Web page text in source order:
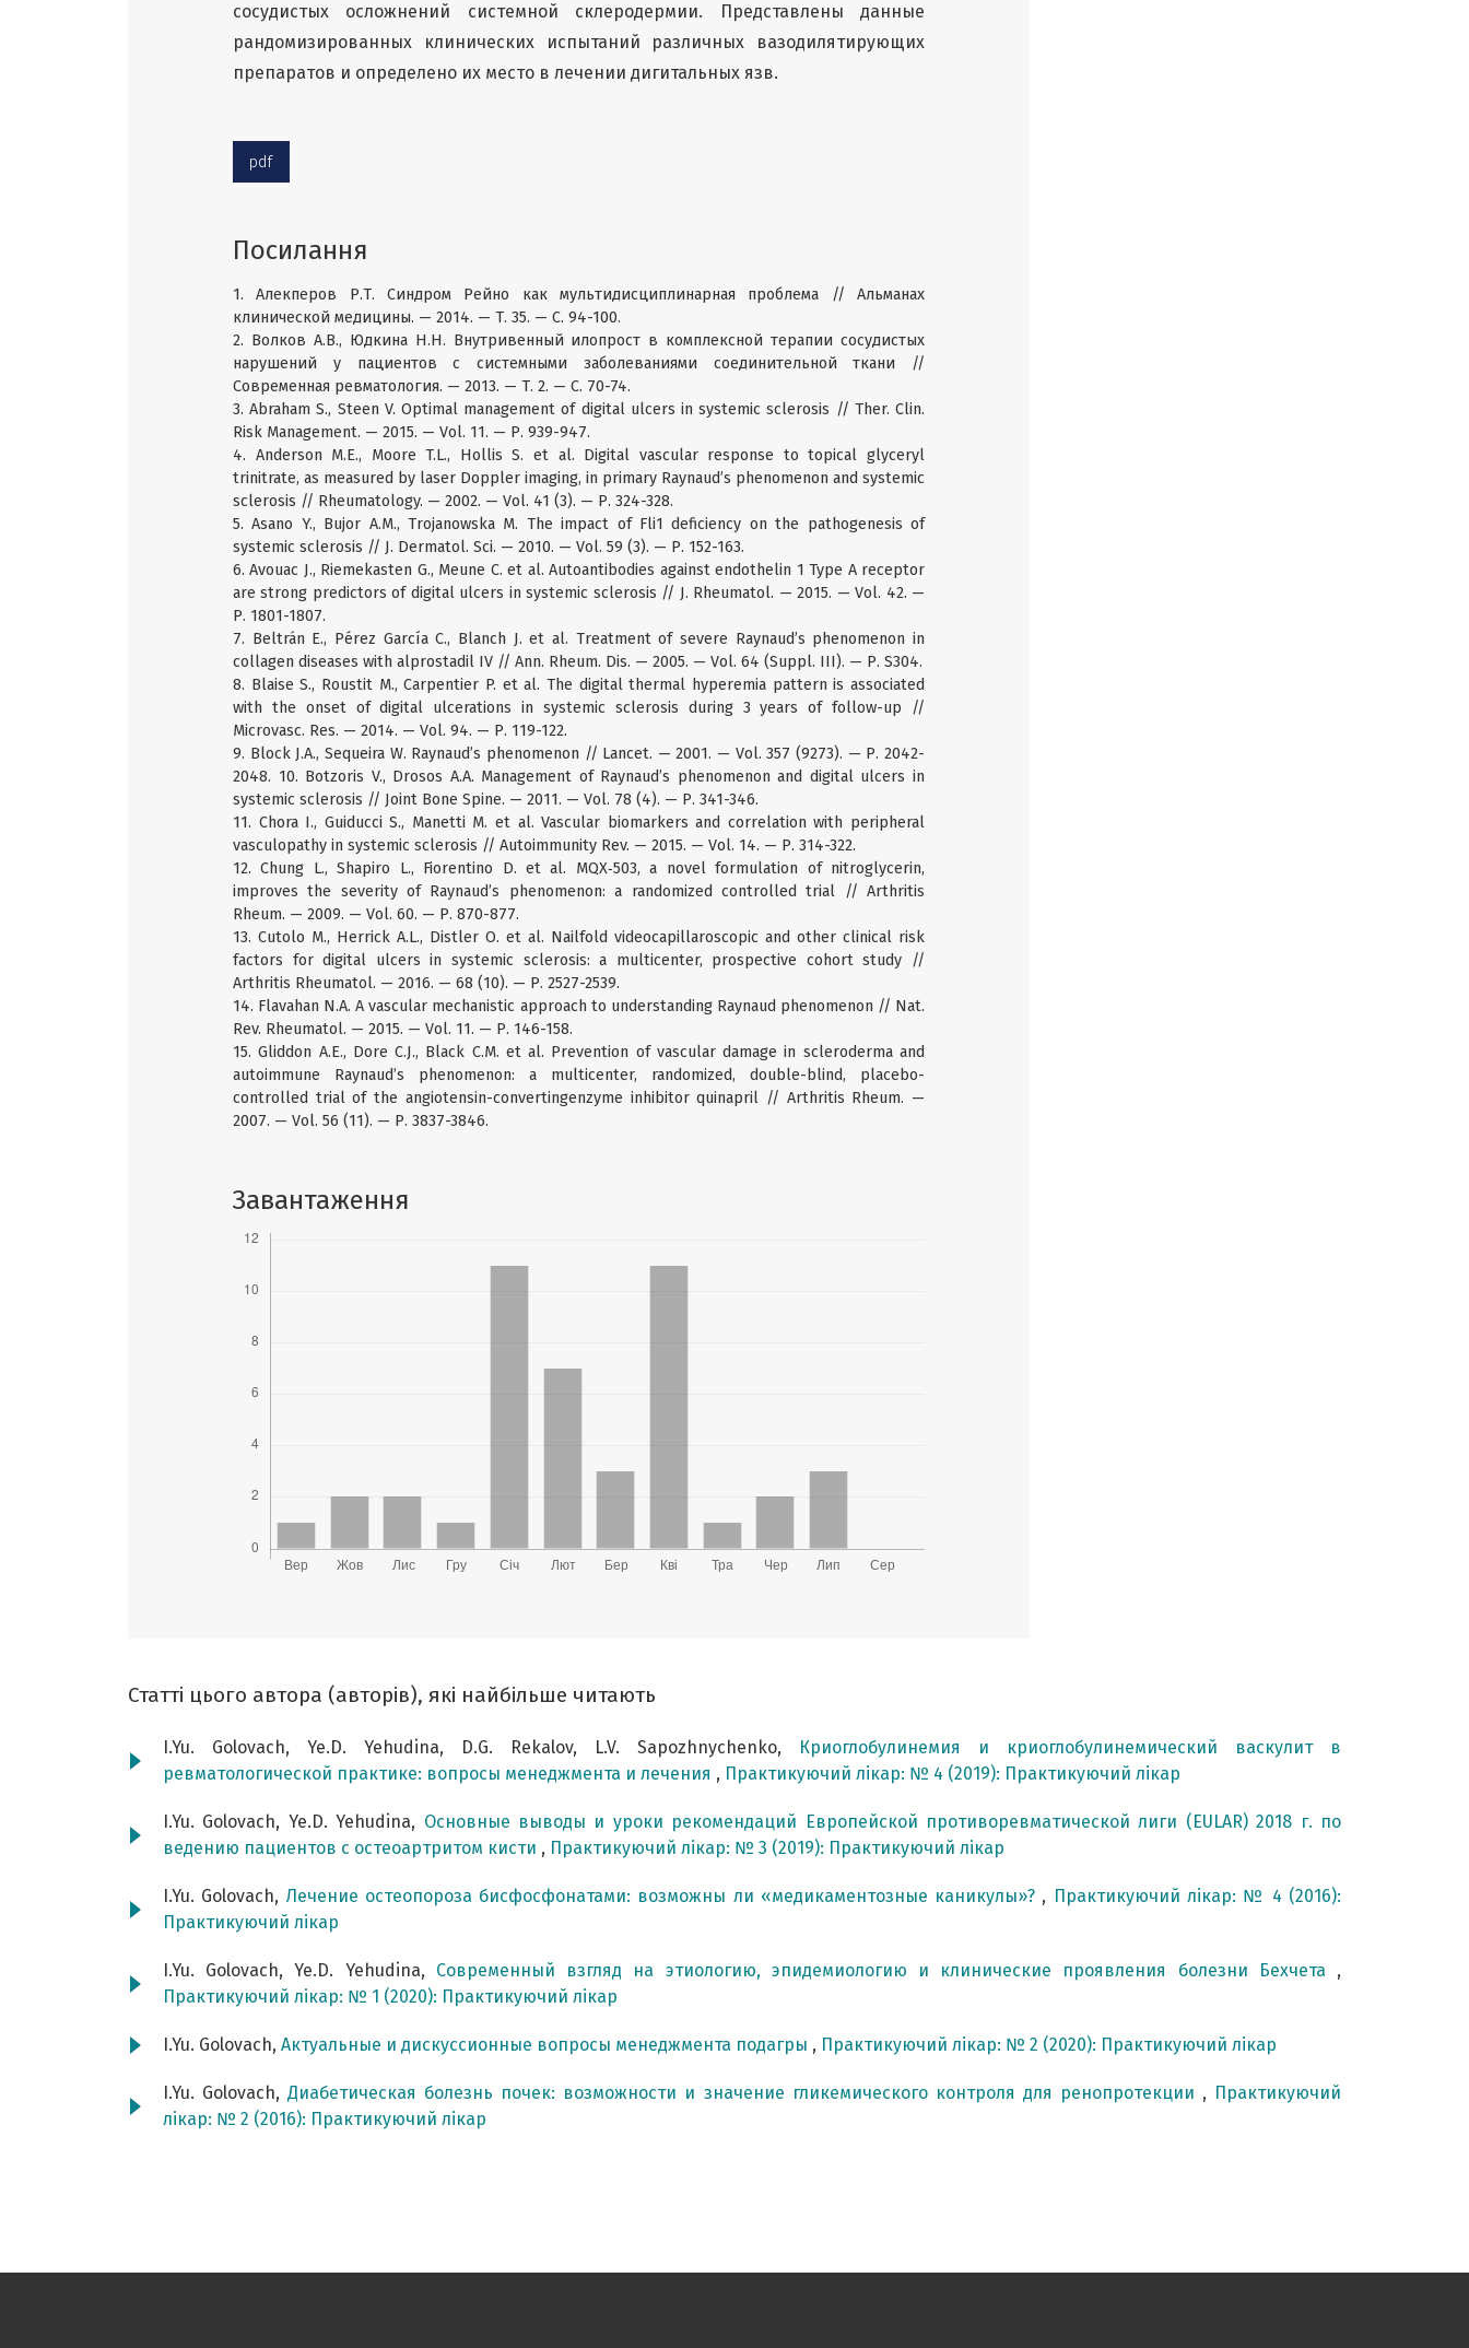
сосудистых осложнений системной склеродермии. Представлены данные
рандомизированных клинических испытаний различных вазодилятирующих
препаратов и определено их место в лечении дигитальных язв.
pdf
Посилання
1. Алекперов Р.Т. Синдром Рейно как мультидисциплинарная проблема // Альманах
клинической медицины. — 2014. — Т. 35. — С. 94-100.
2. Волков А.В., Юдкина Н.Н. Внутривенный илопрост в комплексной терапии сосудистых
нарушений у пациентов с системными заболеваниями соединительной ткани //
Современная ревматология. — 2013. — Т. 2. — С. 70-74.
3. Abraham S., Steen V. Optimal management of digital ulcers in systemic sclerosis // Ther. Clin.
Risk Management. — 2015. — Vol. 11. — Р. 939-947.
4. Anderson M.E., Moore T.L., Hollis S. et al. Digital vascular response to topical glyceryl
trinitrate, as measured by laser Doppler imaging, in primary Raynaud’s phenomenon and systemic
sclerosis // Rheumatology. — 2002. — Vol. 41 (3). — Р. 324-328.
5. Asano Y., Bujor A.M., Trojanowska M. The impact of Fli1 deficiency on the pathogenesis of
systemic sclerosis // J. Dermatol. Sci. — 2010. — Vol. 59 (3). — Р. 152-163.
6. Avouac J., Riemekasten G., Meune C. et al. Autoantibodies against endothelin 1 Type A receptor
are strong predictors of digital ulcers in systemic sclerosis // J. Rheumatol. — 2015. — Vol. 42. —
Р. 1801-1807.
7. Beltrán E., Pérez García C., Blanch J. et al. Treatment of severe Raynaud’s phenomenon in
collagen diseases with alprostadil IV // Ann. Rheum. Dis. — 2005. — Vol. 64 (Suppl. III). — Р. S304.
8. Blaise S., Roustit M., Carpentier P. et al. The digital thermal hyperemia pattern is associated
with the onset of digital ulcerations in systemic sclerosis during 3 years of follow-up //
Microvasc. Res. — 2014. — Vol. 94. — Р. 119-122.
9. Block J.A., Sequeira W. Raynaud’s phenomenon // Lancet. — 2001. — Vol. 357 (9273). — Р. 2042-
2048. 10. Botzoris V., Drosos A.A. Management of Raynaud’s phenomenon and digital ulcers in
systemic sclerosis // Joint Bone Spine. — 2011. — Vol. 78 (4). — Р. 341-346.
11. Chora I., Guiducci S., Manetti M. et al. Vascular biomarkers and correlation with peripheral
vasculopathy in systemic sclerosis // Autoimmunity Rev. — 2015. — Vol. 14. — Р. 314-322.
12. Chung L., Shapiro L., Fiorentino D. et al. MQX‑503, a novel formulation of nitroglycerin,
improves the severity of Raynaud’s phenomenon: a randomized controlled trial // Arthritis
Rheum. — 2009. — Vol. 60. — Р. 870-877.
13. Cutolo M., Herrick A.L., Distler O. et al. Nailfold videocapillaroscopic and other clinical risk
factors for digital ulcers in systemic sclerosis: a multicenter, prospective cohort study //
Arthritis Rheumatol. — 2016. — 68 (10). — Р. 2527-2539.
14. Flavahan N.A. A vascular mechanistic approach to understanding Raynaud phenomenon // Nat.
Rev. Rheumatol. — 2015. — Vol. 11. — Р. 146-158.
15. Gliddon A.E., Dore C.J., Black C.M. et al. Prevention of vascular damage in scleroderma and
autoimmune Raynaud’s phenomenon: a multicenter, randomized, double-blind, placebo-
controlled trial of the angiotensin-convertingenzyme inhibitor quinapril // Arthritis Rheum. —
2007. — Vol. 56 (11). — Р. 3837-3846.
Завантаження
Статті цього автора (авторів), які найбільше читають
I.Yu. Golovach, Ye.D. Yehudina, D.G. Rekalov, L.V. Sapozhnychenko,
Криоглобулинемия и криоглобулинемический васкулит в
ревматологической практике: вопросы менеджмента и лечения , Практикуючий лікар: № 4 (2019): Практикуючий лікар
I.Yu. Golovach, Ye.D. Yehudina, Основные выводы и уроки рекомендаций Европейской противоревматической лиги (EULAR) 2018 г. по
ведению пациентов с остеоартритом кисти , Практикуючий лікар: № 3 (2019): Практикуючий лікар
I.Yu. Golovach, Лечение остеопороза бисфосфонатами: возможны ли «медикаментозные каникулы»? , Практикуючий лікар: № 4 (2016):
Практикуючий лікар
I.Yu. Golovach, Ye.D. Yehudina, Современный взгляд на этиологию, эпидемиологию и клинические проявления болезни Бехчета ,
Практикуючий лікар: № 1 (2020): Практикуючий лікар
I.Yu. Golovach, Актуальные и дискуссионные вопросы менеджмента подагры , Практикуючий лікар: № 2 (2020): Практикуючий лікар
I.Yu. Golovach,Диабетическая болезнь почек: возможности и значение гликемического контроля для ренопротекции , Практикуючий
лікар: № 2 (2016): Практикуючий лікар